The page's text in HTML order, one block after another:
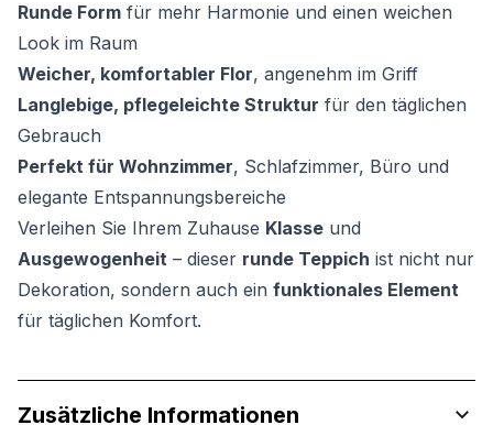
Runde Form für mehr Harmonie und einen weichen
Look im Raum
Weicher, komfortabler Flor, angenehm im Griff
Langlebige, pflegeleichte Struktur für den täglichen
Gebrauch
Perfekt für Wohnzimmer, Schlafzimmer, Büro und
elegante Entspannungsbereiche
Verleihen Sie Ihrem Zuhause Klasse und
Ausgewogenheit – dieser runde Teppich ist nicht nur
Dekoration, sondern auch ein funktionales Element
für täglichen Komfort.
Zusätzliche Informationen